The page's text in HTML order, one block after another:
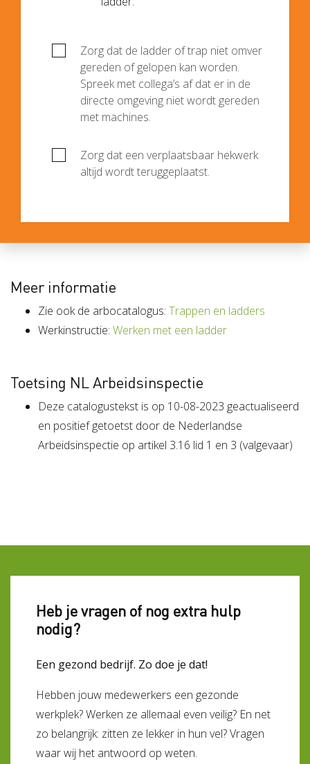
Zorg dat de ladder of trap niet omver
gereden of gelopen kan worden.
Spreek met collega’s af dat er in de
directe omgeving niet wordt gereden
met machines.
Zorg dat een verplaatsbaar hekwerk
altijd wordt teruggeplaatst.
Meer informatie
Zie ook de arbocatalogus: Trappen en ladders
Werkinstructie: Werken met een ladder
Toetsing NL Arbeidsinspectie
Deze catalogustekst is op 10-08-2023 geactualiseerd
en positief getoetst door de Nederlandse
Arbeidsinspectie op artikel 3.16 lid 1 en 3 (valgevaar)
Heb je vragen of nog extra hulp
nodig?
Een gezond bedrijf. Zo doe je dat!
Hebben jouw medewerkers een gezonde
werkplek? Werken ze allemaal even veilig? En net
zo belangrijk: zitten ze lekker in hun vel? Vragen
waar wij het antwoord op weten.